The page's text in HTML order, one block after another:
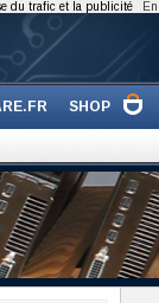
SHOP
du trafic et la publicité